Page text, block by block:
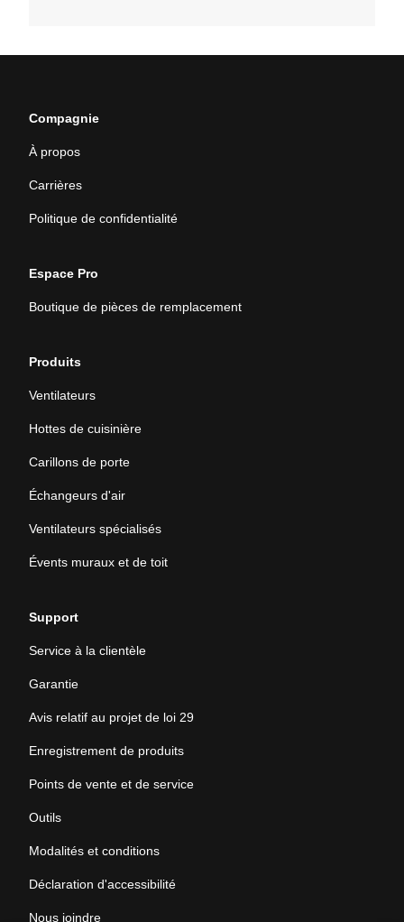
Compagnie
À propos
Carrières
Politique de confidentialité
Espace Pro
Boutique de pièces de remplacement
Produits
Ventilateurs
Hottes de cuisinière
Carillons de porte
Échangeurs d'air
Ventilateurs spécialisés
Évents muraux et de toit
Support
Service à la clientèle
Garantie
Avis relatif au projet de loi 29
Enregistrement de produits
Points de vente et de service
Outils
Modalités et conditions
Déclaration d'accessibilité
Nous joindre